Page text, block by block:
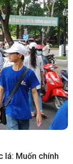
lá: Muốn chính